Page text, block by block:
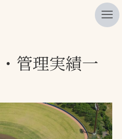
管理実績一